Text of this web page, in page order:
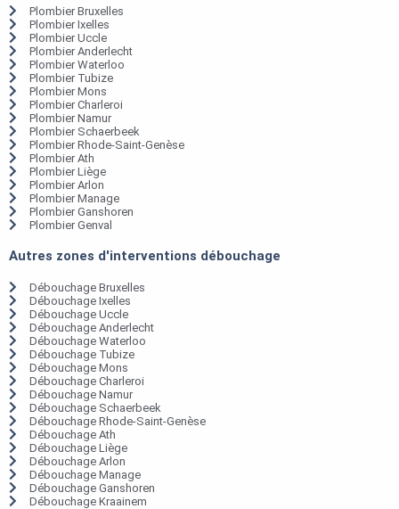
Plombier Bruxelles
Plombier Ixelles
Plombier Uccle
Plombier Anderlecht
Plombier Waterloo
Plombier Tubize
Plombier Mons
Plombier Charleroi
Plombier Namur
Plombier Schaerbeek
Plombier Rhode-Saint-Genèse
Plombier Ath
Plombier Liège
Plombier Arlon
Plombier Manage
Plombier Ganshoren
Plombier Genval
Autres zones d'interventions débouchage
Débouchage Bruxelles
Débouchage Ixelles
Débouchage Uccle
Débouchage Anderlecht
Débouchage Waterloo
Débouchage Tubize
Débouchage Mons
Débouchage Charleroi
Débouchage Namur
Débouchage Schaerbeek
Débouchage Rhode-Saint-Genèse
Débouchage Ath
Débouchage Liège
Débouchage Arlon
Débouchage Manage
Débouchage Ganshoren
Débouchage Kraainem